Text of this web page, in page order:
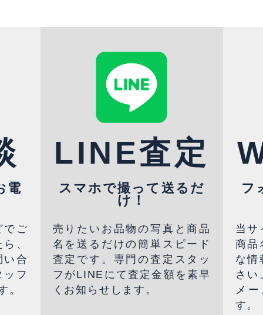
電
でご
、
い合
フ
。
LINE査定
スマホで撮って送るだ
け！
売りたいお品物の写真と商品
名を送るだけの簡単スピード
査定です。専門の査定スタッ
フがLINEにて査定金額を素早
くお知らせします。
フ
当サ
商品
な情
さ
メ
す。